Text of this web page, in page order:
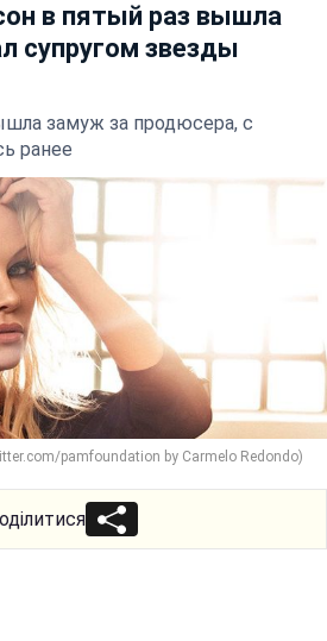
в пятый раз вышла
супругом звезды
замуж за продюсера, с
ранее
pamfoundation by Carmelo Redondo)